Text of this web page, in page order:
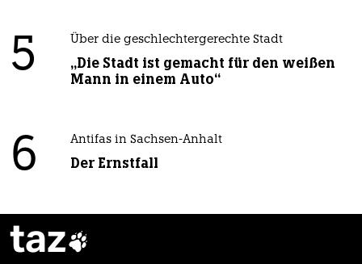
5 Über die geschlechtergerechte Stadt
„Die Stadt ist gemacht für den weißen
Mann in einem Auto“
6 Antifas in Sachsen-Anhalt
Der Ernstfall
taz